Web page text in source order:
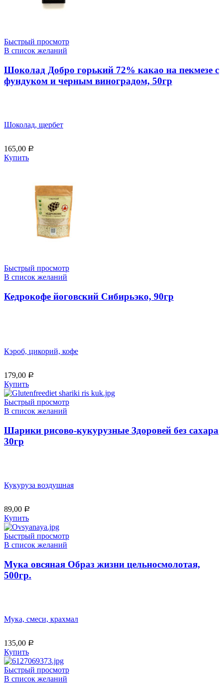
Быстрый просмотр
В список желаний
Шоколад Добро горький 72% какао на пекмезе с
фундуком и черным виноградом, 50гр
Шоколад, щербет
165,00 Р
Купить
Быстрый просмотр
В список желаний
Кедрокофе йоговский Сибирьэко, 90гр
Кэроб, цикорий, кофе
179,00 Р
Купить
Быстрый просмотр
В список желаний
Шарики рисово-кукурузные Здоровей без сахара
30гр
Кукуруза воздушная
89,00 Р
Купить
Быстрый просмотр
В список желаний
Мука овсяная Образ жизни цельносмолотая,
500гр.
Мука, смеси, крахмал
135,00 Р
Купить
Быстрый просмотр
В список желаний